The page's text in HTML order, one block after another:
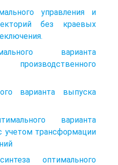
управления и
без краевых
варианта
варианта выпуска
варианта
учетом трансформации
оптимального